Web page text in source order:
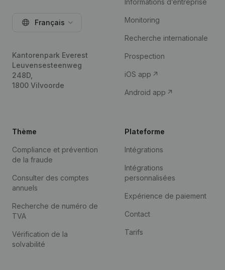
Français
Kantorenpark Everest
Leuvensesteenweg
248D,
1800 Vilvoorde
Informations d’entreprise
Monitoring
Recherche internationale
Prospection
iOS app
Android app
Thème
Compliance et prévention
de la fraude
Consulter des comptes
annuels
Recherche de numéro de
TVA
Vérification de la
solvabilité
Plateforme
Intégrations
Intégrations
personnalisées
Expérience de paiement
Contact
Tarifs